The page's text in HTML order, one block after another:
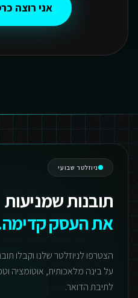
אני רוצה
ניוזלטר שבועי
תובנות שמניעות
את העסק
הצטרפו לניוזלטר שלנו וקבלו
על בינה מלאכותית, אוטומציה
לתיבת הדואר.